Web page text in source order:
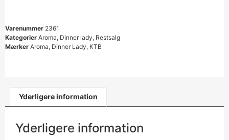
Varenummer 2361
Kategorier Aroma, Dinner lady, Restsalg
Mærker Aroma, Dinner Lady, KTB
Yderligere information
Yderligere information